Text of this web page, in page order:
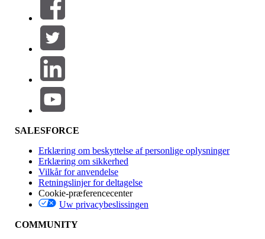
Filtrer efter (0)
VÆLG FILTRE
Produktområde
Funktionspåvirkning
Version
SALESFORCE
Erklæring om beskyttelse af personlige oplysninger
Erklæring om sikkerhed
Vilkår for anvendelse
Retningslinjer for deltagelse
Cookie-præferencecenter
Uw privacybeslissingen
COMMUNITY